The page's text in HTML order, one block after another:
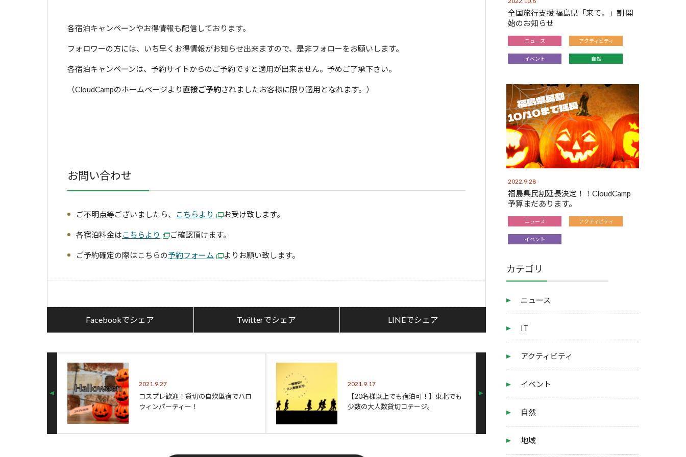
各宿泊キャンペーンやお得情報も配信しております。
フォロワーの方には、いち早くお得情報がお知らせ出来ますので、是非フォローをお願いします。
各宿泊キャンペーンは、予約サイトからのご予約ですと適用が出来ません。予めご了承下さい。
（CloudCampのホームページより直接ご予約されましたお客様に限り適用となれます。 ）
お問い合わせ
ご不明点等ございましたら、 こちらより お受け致します。
各宿泊料金はこちらより ご確認頂けます。
ご予約確定の際はこちらの予約フォーム よりお願い致します。 ​
Facebookでシェア Twitterでシェア LINEでシェア
2021.9.27
コスプレ歓迎！貸切の自炊型宿でハロ
ウィンパーティー！
2021.9.17
【20名様以上でも宿泊可！】東北でも
少数の大人数貸切コテージ。
全国旅行支援 福島県「来て。」割 開
始のお知らせ
ニュース アクティビティ
イベント 自然
2022.9.28
福島県民割延長決定！！CloudCamp
予算まだあります。
ニュース アクティビティ
イベント
カテゴリ
ニュース
IT
アクティビティ
イベント
自然
地域